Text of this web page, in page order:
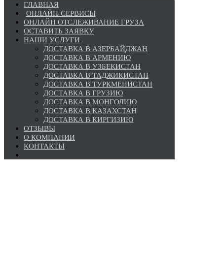
ГЛАВНАЯ
ОНЛАЙН-СЕРВИСЫ
ОНЛАЙН ОТСЛЕЖИВАНИЕ ГРУЗА
ОСТАВИТЬ ЗАЯВКУ
НАШИ УСЛУГИ
ДОСТАВКА В АЗЕРБАЙДЖАН
ДОСТАВКА В АРМЕНИЮ
ДОСТАВКА В УЗБЕКИСТАН
ДОСТАВКА В ТАДЖИКИСТАН
ДОСТАВКА В ТУРКМЕНИСТАН
ДОСТАВКА В ГРУЗИЮ
ДОСТАВКА В МОНГОЛИЮ
ДОСТАВКА В КАЗАХСТАН
ДОСТАВКА В КИРГИЗИЮ
ОТЗЫВЫ
О КОМПАНИИ
КОНТАКТЫ